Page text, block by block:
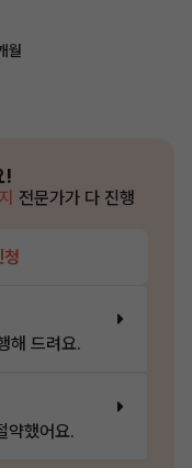
월
!
전문가가 다 진행
해 드려요.
약했어요.